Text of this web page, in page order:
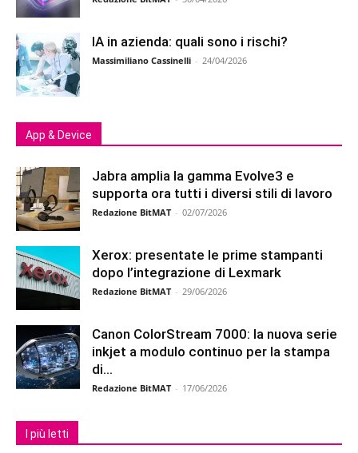
IA in azienda: quali sono i rischi?
Massimiliano Cassinelli - 24/04/2026
App & Device
Jabra amplia la gamma Evolve3 e
supporta ora tutti i diversi stili di lavoro
Redazione BitMAT - 02/07/2026
Xerox: presentate le prime stampanti
dopo l’integrazione di Lexmark
Redazione BitMAT - 29/06/2026
Canon ColorStream 7000: la nuova serie
inkjet a modulo continuo per la stampa
di...
Redazione BitMAT - 17/06/2026
I più letti